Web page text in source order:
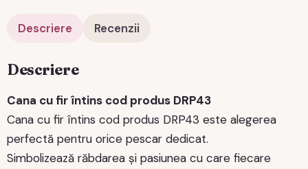
Descriere Recenzii
Descriere
Cana cu fir întins cod produs DRP43
Cana cu fir întins cod produs DRP43 este alegerea
perfectă pentru orice pescar dedicat.
Simbolizează răbdarea și pasiunea cu care fiecare